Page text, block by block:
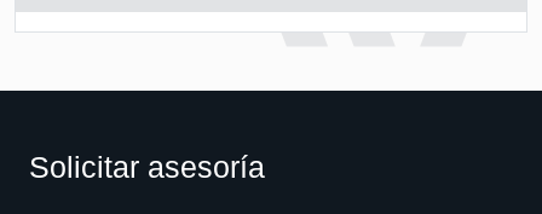
Solicitar asesoría